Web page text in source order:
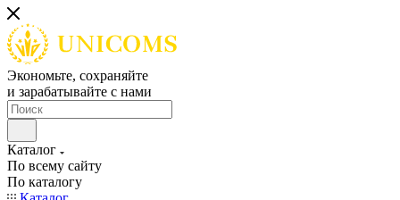
Экономьте, сохраняйте
и зарабатывайте с нами
Каталог
По всему сайту
По каталогу